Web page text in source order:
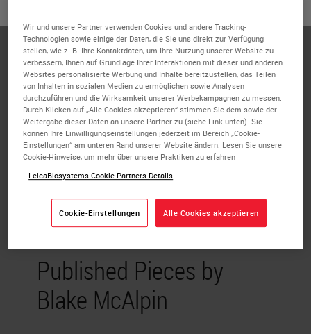
Boston area for ACD. He received his Ph.D. in
Neuroscience from MD Anderson UTHealth Graduate
School of Biomedical Sciences in 2021 where he studied
neurotoxic side effects of chemotherapy treatment with a
focus on microglia-mediated mechanisms underlying
cognitive dysfunction. His master’s degree from Université
Denis Diderot (Paris VII) focused on endocrine disruption
by BPA with regard to the endogenous circadian clock. He
received his bachelor's degree in Neuroscience from the
Published Pieces by
Blake McAlpin
Wir und unsere Partner verwenden Cookies und andere Tracking-
Technologien sowie einige der Daten, die Sie uns direkt zur Verfügung
stellen, wie z. B. Ihre Kontaktdaten, um Ihre Nutzung unserer Website zu
verbessern, Ihnen auf Grundlage Ihrer Interaktionen mit dieser und anderen
Websites personalisierte Werbung und Inhalte bereitzustellen, das Teilen
von Inhalten in sozialen Medien zu ermöglichen sowie Analysen
durchzuführen und die Wirksamkeit unserer Werbekampagnen zu messen.
Durch Klicken auf „Alle Cookies akzeptieren“ stimmen Sie dem sowie der
Weitergabe dieser Daten an unsere Partner zu (siehe Link unten). Sie
können Ihre Einwilligungseinstellungen jederzeit im Bereich „Cookie-
Einstellungen“ am unteren Rand unserer Website ändern. Lesen Sie unsere
Cookie-Hinweise, um mehr über unsere Praktiken zu erfahren
LeicaBiosystems Cookie Partners Details
Cookie-Einstellungen Alle Cookies akzeptieren